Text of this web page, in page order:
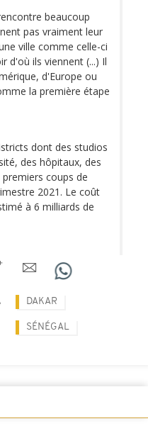
beaucoup
pas vraiment leur
ville comme celle-ci
d'où ils viennent (...) Il
d'Europe ou
la première étape
dont des studios
des hôpitaux, des
coups de
2021. Le coût
à 6 milliards de
DAKAR
SÉNÉGAL